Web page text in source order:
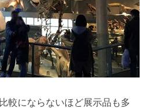
較にならないほど展示品も多